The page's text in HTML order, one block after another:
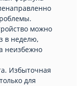
можно
в неделю,
неизбежно
Избыточная
для